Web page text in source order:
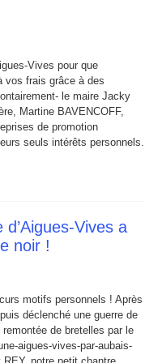
Vives pour que
vos frais grâce à des
le maire Jacky
Martine BAVENCOFF,
de promotion
seuls intérêts personnels.
Vives a
noir !
motifs personnels ! Après
déclenché une guerre de
de bretelles par le
aigues-vives-par-aubais-